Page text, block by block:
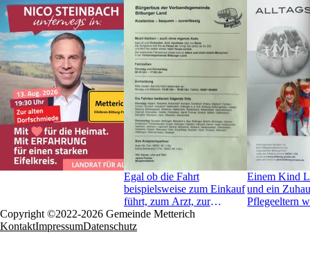
Egal ob die Fahrt
beispielsweise zum Einkauf
führt, zum Arzt, zur
Apotheke oder zur Bank,
der Bürgerbus holt Sie zu
Einem Kind
und ein
Pflegeeltern
Copyright ©2022-2026 Gemeinde Metterich
KontaktImpressumDatenschutz